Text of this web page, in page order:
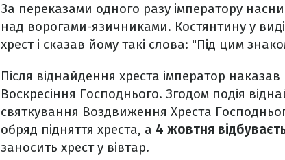
За переказами одного разу імператору
над ворогами-язичниками. Костянтину у
хрест і сказав йому такі слова: "Під цим
Після віднайдення хреста імператор
Воскресіння Господнього. Згодом подія
святкування Воздвиження Хреста
обряд підняття хреста, а 4 жовтня
заносить хрест у вівтар.